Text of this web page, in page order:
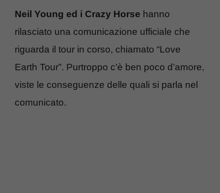
Neil Young ed i Crazy Horse hanno
rilasciato una comunicazione ufficiale che
riguarda il tour in corso, chiamato “Love
Earth Tour”. Purtroppo c’è ben poco d’amore,
viste le conseguenze delle quali si parla nel
comunicato.